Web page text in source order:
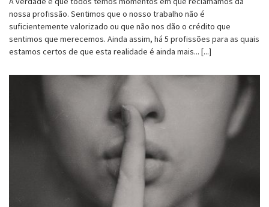
nossa profissão. Sentimos que o nosso trabalho não é
suficientemente valorizado ou que não nos dão o crédito que
sentimos que merecemos. Ainda assim, há 5 profissões para as quais
estamos certos de que esta realidade é ainda mais... [...]